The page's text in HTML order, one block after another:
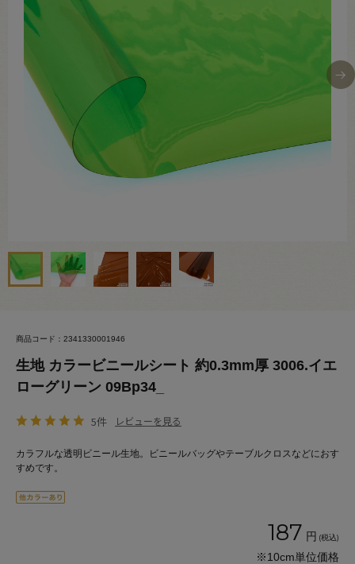
商品コード：2341330001946
生地 カラービニールシート 約0.3mm厚 3006.イエ
ローグリーン 09Bp34_
5件 レビューを見る
カラフルな透明ビニール生地。ビニールバッグやテーブルクロスなどにおす
すめです。
187 円 (税込)
※10cm単位価格